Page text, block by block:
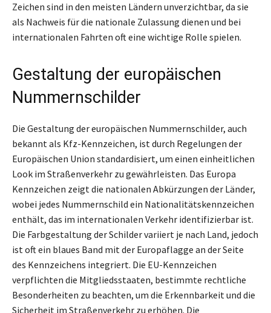
Zeichen sind in den meisten Ländern unverzichtbar, da sie
als Nachweis für die nationale Zulassung dienen und bei
internationalen Fahrten oft eine wichtige Rolle spielen.
Gestaltung der europäischen
Nummernschilder
Die Gestaltung der europäischen Nummernschilder, auch
bekannt als Kfz-Kennzeichen, ist durch Regelungen der
Europäischen Union standardisiert, um einen einheitlichen
Look im Straßenverkehr zu gewährleisten. Das Europa
Kennzeichen zeigt die nationalen Abkürzungen der Länder,
wobei jedes Nummernschild ein Nationalitätskennzeichen
enthält, das im internationalen Verkehr identifizierbar ist.
Die Farbgestaltung der Schilder variiert je nach Land, jedoch
ist oft ein blaues Band mit der Europaflagge an der Seite
des Kennzeichens integriert. Die EU-Kennzeichen
verpflichten die Mitgliedsstaaten, bestimmte rechtliche
Besonderheiten zu beachten, um die Erkennbarkeit und die
Sicherheit im Straßenverkehr zu erhöhen. Die